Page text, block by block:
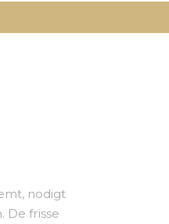
nodigt
De frisse